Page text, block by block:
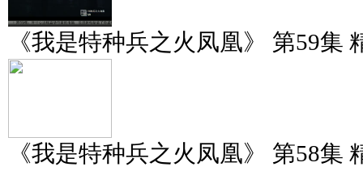
《我是特种兵之火凤凰》 第59集
《我是特种兵之火凤凰》 第58集